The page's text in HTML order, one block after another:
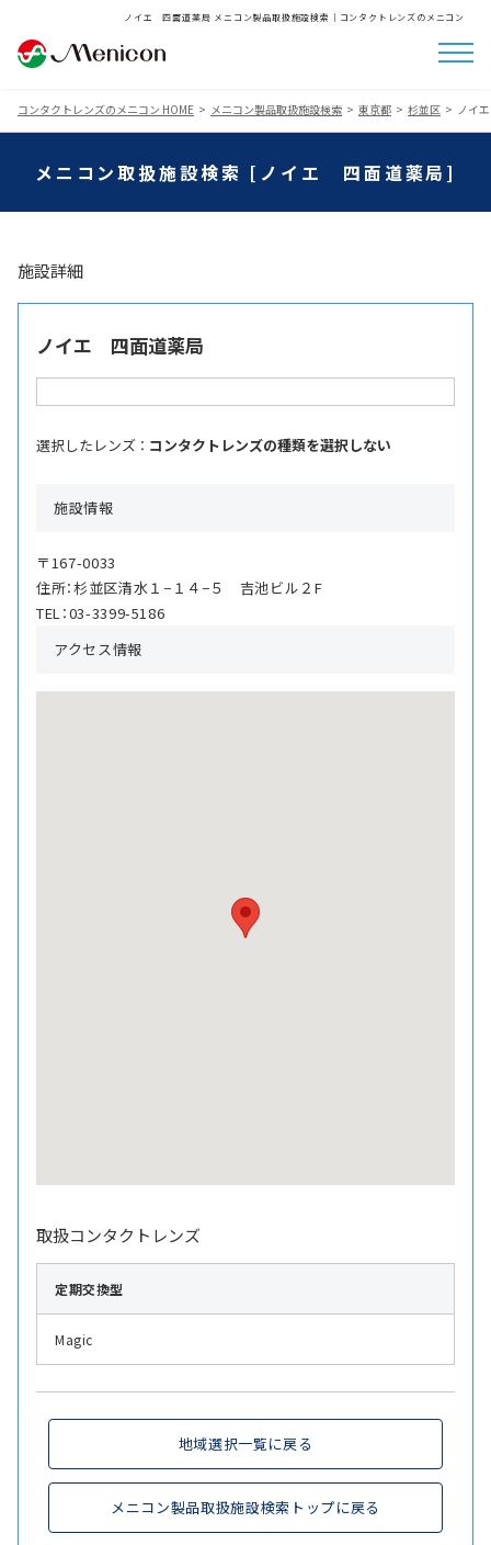
ノイエ 四面道薬局 メニコン製品取扱施設検索│コンタクトレンズのメニコン
コンタクトレンズのメニコン HOME メニコン製品取扱施設検索 東京都 杉並区 ノイ
メニコン取扱施設検索 [ノイエ 四面道薬局]
施設詳細
ノイエ 四面道薬局
選択したレンズ ： コンタクトレンズの種類を選択しない
施設情報
〒167-0033
住所：杉並区清水１−１４−５ 吉池ビル２F
TEL：03-3399-5186
アクセス情報
取扱コンタクトレンズ
定期交換型
Magic
地域選択一覧に戻る
メニコン製品取扱施設検索トップに戻る